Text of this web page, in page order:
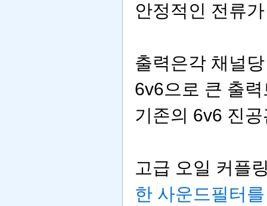
안정적인 전류
출력은각 채널
6v6으로 큰 출
기존의 6v6 진
고급 오일 커플
한 사운드필터를